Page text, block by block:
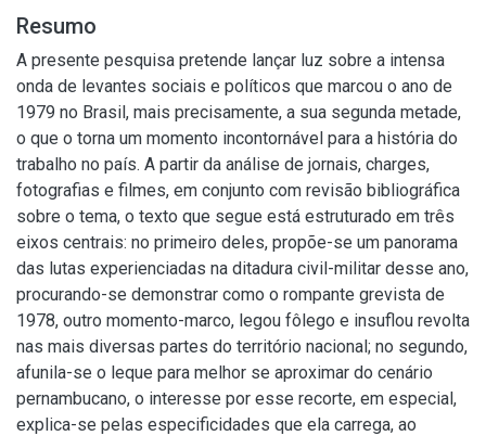
Resumo
A presente pesquisa pretende lançar luz sobre a intensa
onda de levantes sociais e políticos que marcou o ano de
1979 no Brasil, mais precisamente, a sua segunda metade,
o que o torna um momento incontornável para a história do
trabalho no país. A partir da análise de jornais, charges,
fotografias e filmes, em conjunto com revisão bibliográfica
sobre o tema, o texto que segue está estruturado em três
eixos centrais: no primeiro deles, propõe-se um panorama
das lutas experienciadas na ditadura civil-militar desse ano,
procurando-se demonstrar como o rompante grevista de
1978, outro momento-marco, legou fôlego e insuflou revolta
nas mais diversas partes do território nacional; no segundo,
afunila-se o leque para melhor se aproximar do cenário
pernambucano, o interesse por esse recorte, em especial,
explica-se pelas especificidades que ela carrega, ao